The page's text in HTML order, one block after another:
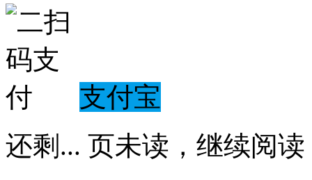
支付宝
还剩 ... 页未读， 继续阅读